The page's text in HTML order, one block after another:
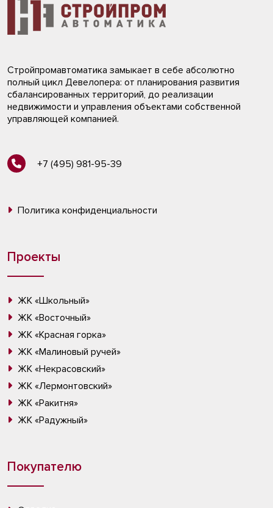
Стройпромавтоматика замыкает в себе абсолютно
полный цикл Девелопера: от планирования развития
сбалансированных территорий, до реализации
недвижимости и управления объектами собственной
управляющей компанией.
+7 (495) 981-95-39
Политика конфиденциальности
Проекты
ЖК «Школьный»
ЖК «Восточный»
ЖК «Красная горка»
ЖК «Малиновый ручей»
ЖК «Некрасовский»
ЖК «Лермонтовский»
ЖК «Ракитня»
ЖК «Радужный»
Покупателю